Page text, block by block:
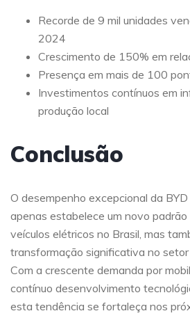
Recorde de 9 mil unidades
2024
Crescimento de 150% em
Presença em mais de 100
Investimentos contínuos em
produção local
Conclusão
O desempenho excepcional da
apenas estabelece um novo
veículos elétricos no Brasil, mas
transformação significativa no
Com a crescente demanda por
contínuo desenvolvimento
esta tendência se fortaleça nos